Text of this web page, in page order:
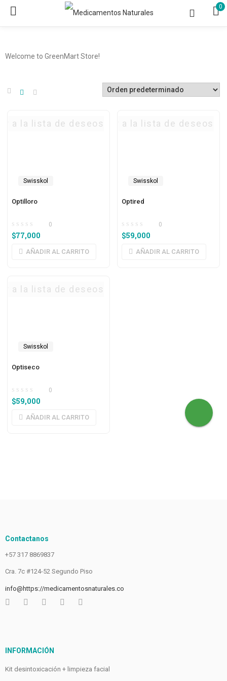
0
Welcome to GreenMart Store!
Swisskol
a la lista de deseos
Optilloro
0
$77,000
AÑADIR AL CARRITO
Swisskol
Agregar a la lista de deseos
Optired
0
$59,000
AÑADIR AL CARRITO
Swisskol
a la lista de deseos
Optiseco
0
$59,000
AÑADIR AL CARRITO
Contactanos
+57 317 8869837
Cra. 7c #124-52 Segundo Piso
info@https://medicamentosnaturales.co
INFORMACIÓN
Kit desintoxicación + limpieza facial